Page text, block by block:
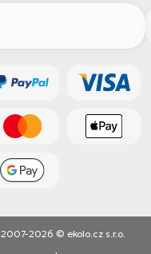
2007-2026 © ekolo.cz s.r.o.